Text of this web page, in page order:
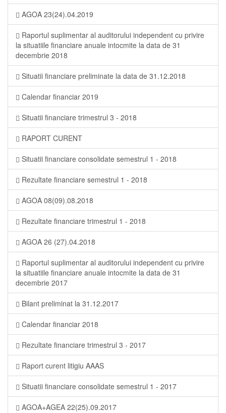
AGOA 23(24).04.2019
Raportul suplimentar al auditorului independent cu privire
la situatiile financiare anuale intocmite la data de 31
decembrie 2018
Situatii financiare preliminate la data de 31.12.2018
Calendar financiar 2019
Situatii financiare trimestrul 3 - 2018
RAPORT CURENT
Situatii financiare consolidate semestrul 1 - 2018
Rezultate financiare semestrul 1 - 2018
AGOA 08(09).08.2018
Rezultate financiare trimestrul 1 - 2018
AGOA 26 (27).04.2018
Raportul suplimentar al auditorului independent cu privire
la situatiile financiare anuale intocmite la data de 31
decembrie 2017
Bilant preliminat la 31.12.2017
Calendar financiar 2018
Rezultate financiare trimestrul 3 - 2017
Raport curent litigiu AAAS
Situatii financiare consolidate semestrul 1 - 2017
AGOA+AGEA 22(25).09.2017